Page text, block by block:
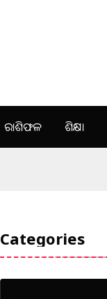
ରାଶିଫଳ ଶିକ୍ଷା
Categories